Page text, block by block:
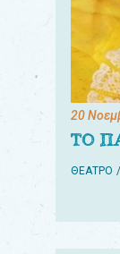
20
ΤΟ
ΘΕΑΤΡΟ